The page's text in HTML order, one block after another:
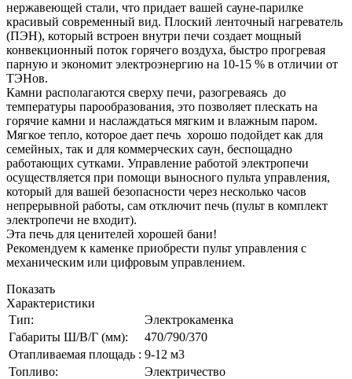
нержавеющей стали, что придает вашей сауне-парилке
красивый современный вид. Плоский ленточный нагреватель
(ПЭН), который встроен внутри печи создает мощный
конвекционный поток горячего воздуха, быстро прогревая
парную и экономит электроэнергию на 10-15 % в отличии от
ТЭНов.
Камни располагаются сверху печи, разогреваясь до
температуры парообразования, это позволяет плескать на
горячие камни и наслаждаться мягким и влажным паром.
Мягкое тепло, которое дает печь хорошо подойдет как для
семейных, так и для коммерческих саун, беспощадно
работающих сутками. Управление работой электропечи
осуществляется при помощи выносного пульта управления,
который для вашей безопасности через несколько часов
непрерывной работы, сам отключит печь (пульт в комплект
электропечи не входит).
Эта печь для ценителей хорошей бани!
Рекомендуем к каменке приобрести пульт управления с
механическим или цифровым управлением.
Показать
Характеристики
Тип:
Электрокаменка
Габариты Ш/В/Г (мм):
470/790/370
Отапливаемая площадь : 9-12 м3
Топливо:
Электричество